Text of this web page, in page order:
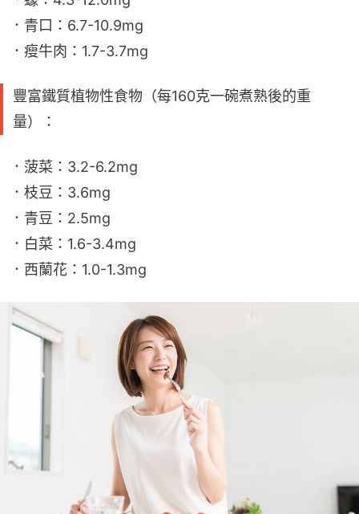
．青口：6.7-10.9mg
．瘦牛肉：1.7-3.7mg
豐富鐵質植物性食物（每160克一碗煮熟後的重
量）：
．菠菜：3.2-6.2mg
．枝豆：3.6mg
．青豆：2.5mg
．白菜：1.6-3.4mg
．西蘭花：1.0-1.3mg